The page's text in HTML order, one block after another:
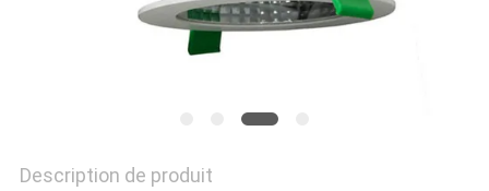
Description de produit